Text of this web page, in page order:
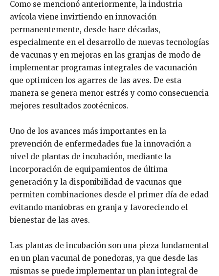
Como se mencionó anteriormente, la industria
avícola viene invirtiendo en innovación
permanentemente, desde hace décadas,
especialmente en el desarrollo de nuevas tecnologías
de vacunas y en mejoras en las granjas de modo de
implementar programas integrales de vacunación
que optimicen los agarres de las aves. De esta
manera se genera menor estrés y como consecuencia
mejores resultados zootécnicos.
Uno de los avances más importantes en la
prevención de enfermedades fue la innovación a
nivel de plantas de incubación, mediante la
incorporación de equipamientos de última
generación y la disponibilidad de vacunas que
permiten combinaciones desde el primer día de edad
evitando maniobras en granja y favoreciendo el
bienestar de las aves.
Las plantas de incubación son una pieza fundamental
en un plan vacunal de ponedoras, ya que desde las
mismas se puede implementar un plan integral de